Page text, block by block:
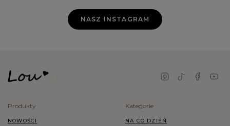
NASZ INSTAGRAM
Produkty
NOWOŚCI
Kategorie
NA CO DZIEŃ